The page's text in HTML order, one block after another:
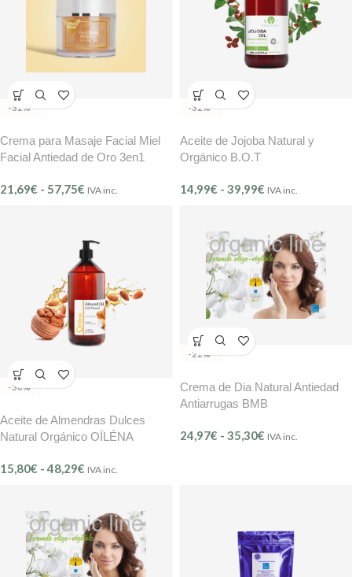
-32%
Crema para Masaje Facial Miel
Facial Antiedad de Oro 3en1
21,69€ - 57,75€ IVA inc.
-32%
Aceite de Jojoba Natural y
Orgánico B.O.T
14,99€ - 39,99€ IVA inc.
-30%
Aceite de Almendras Dulces
Natural Orgánico OÏLÉNA
15,80€ - 48,29€ IVA inc.
-22%
Crema de Dia Natural Antiedad
Antiarrugas BMB
24,97€ - 35,30€ IVA inc.